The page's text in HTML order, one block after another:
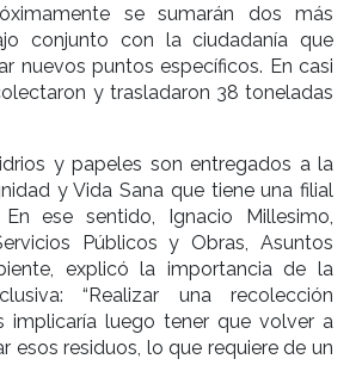
se sumarán dos más
conjunto con la ciudadanía que
nuevos puntos específicos. En casi
y trasladaron 38 toneladas
y papeles son entregados a la
y Vida Sana que tiene una filial
ese sentido, Ignacio Millesimo,
Públicos y Obras, Asuntos
explicó la importancia de la
“Realizar una recolección
implicaría luego tener que volver a
esos residuos, lo que requiere de un